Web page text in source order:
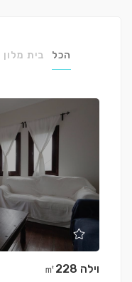
הכל בית מלון
וילה ㎡228